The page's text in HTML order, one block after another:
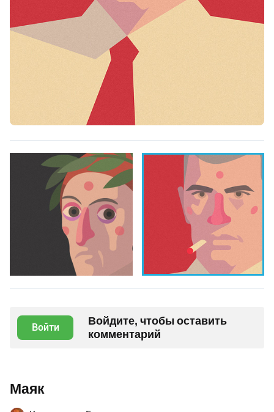
Войти
Войдите, чтобы оставить
комментарий
Маяк